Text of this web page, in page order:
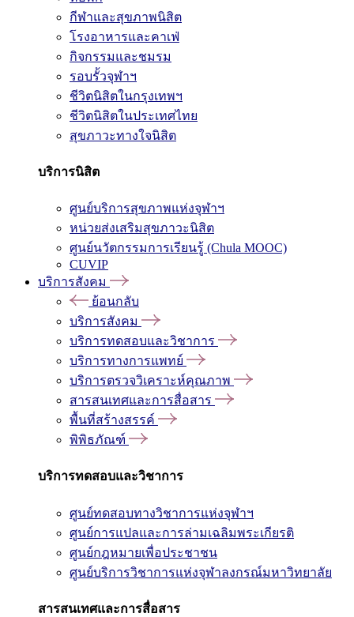
กีฬาและสุขภาพนิสิต
โรงอาหารและคาเฟ่
กิจกรรมและชมรม
รอบรั้วจุฬาฯ
ชีวิตนิสิตในกรุงเทพฯ
ชีวิตนิสิตในประเทศไทย
สุขภาวะทางใจนิสิต
บริการนิสิต
ศูนย์บริการสุขภาพแห่งจุฬาฯ
หน่วยส่งเสริมสุขภาวะนิสิต
ศูนย์นวัตกรรมการเรียนรู้ (Chula MOOC)
CUVIP
บริการสังคม
ย้อนกลับ
บริการสังคม
บริการทดสอบและวิชาการ
บริการทางการแพทย์
บริการตรวจวิเคราะห์คุณภาพ
สารสนเทศและการสื่อสาร
พื้นที่สร้างสรรค์
พิพิธภัณฑ์
บริการทดสอบและวิชาการ
ศูนย์ทดสอบทางวิชาการแห่งจุฬาฯ
ศูนย์การแปลและการล่ามเฉลิมพระเกียรติ
ศูนย์กฎหมายเพื่อประชาชน
ศูนย์บริการวิชาการแห่งจุฬาลงกรณ์มหาวิทยาลัย
สารสนเทศและการสื่อสาร